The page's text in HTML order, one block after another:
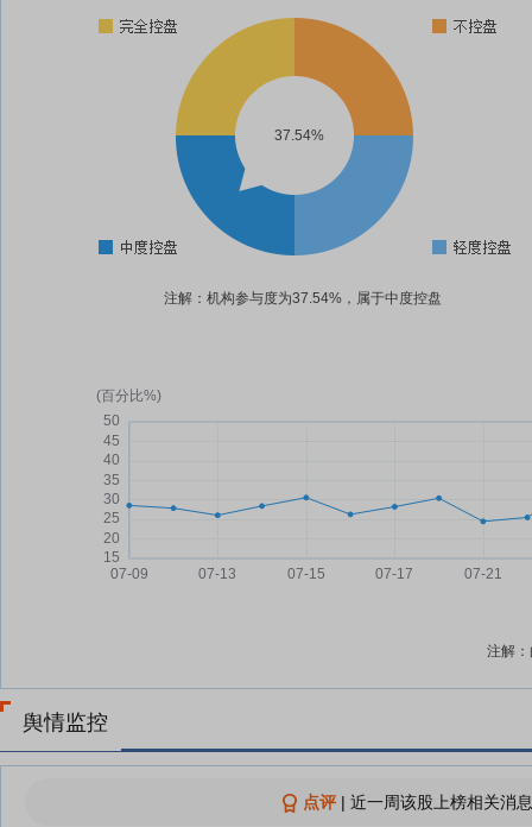
37.54%
注解：机构参与度为37.54%，属于中度控盘
注解
舆情监控
点评| 近一周该股上榜相关消